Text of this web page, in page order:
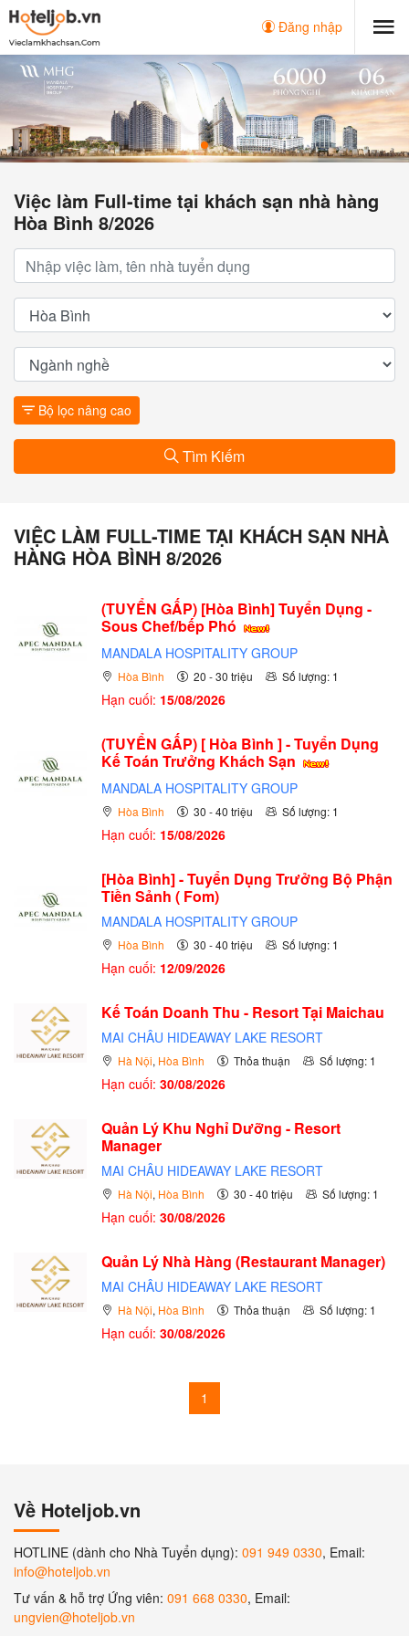
Đăng nhập
Việc làm Full-time tại khách sạn nhà hàng
Hòa Bình 8/2026
Bộ lọc nâng cao
Tìm Kiếm
VIỆC LÀM FULL-TIME TẠI KHÁCH SẠN NHÀ
HÀNG HÒA BÌNH 8/2026
(TUYỂN GẤP) [Hòa Bình] Tuyển Dụng -
Sous Chef/bếp Phó
MANDALA HOSPITALITY GROUP
Hòa Bình 20 - 30 triệu Số lượng: 1
Hạn cuối: 15/08/2026
(TUYỂN GẤP) [ Hòa Bình ] - Tuyển Dụng
Kế Toán Trưởng Khách Sạn
MANDALA HOSPITALITY GROUP
Hòa Bình 30 - 40 triệu Số lượng: 1
Hạn cuối: 15/08/2026
[Hòa Bình] - Tuyển Dụng Trưởng Bộ Phận
Tiền Sảnh ( Fom)
MANDALA HOSPITALITY GROUP
Hòa Bình 30 - 40 triệu Số lượng: 1
Hạn cuối: 12/09/2026
Kế Toán Doanh Thu - Resort Tại Maichau
MAI CHÂU HIDEAWAY LAKE RESORT
Hà Nội, Hòa Bình Thỏa thuận Số lượng: 1
Hạn cuối: 30/08/2026
Quản Lý Khu Nghỉ Dưỡng - Resort
Manager
MAI CHÂU HIDEAWAY LAKE RESORT
Hà Nội, Hòa Bình 30 - 40 triệu Số lượng: 1
Hạn cuối: 30/08/2026
Quản Lý Nhà Hàng (Restaurant Manager)
MAI CHÂU HIDEAWAY LAKE RESORT
Hà Nội, Hòa Bình Thỏa thuận Số lượng: 1
Hạn cuối: 30/08/2026
1
Về Hoteljob.vn
HOTLINE (dành cho Nhà Tuyển dụng): 091 949 0330, Email:
info@hoteljob.vn
Tư vấn & hỗ trợ Ứng viên: 091 668 0330, Email:
ungvien@hoteljob.vn